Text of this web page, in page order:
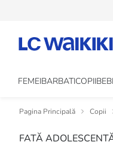
FEMEIBARBATICOPII
Pagina Principală Copii
FATĂ